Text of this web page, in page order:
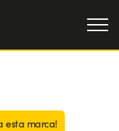
esta marca!